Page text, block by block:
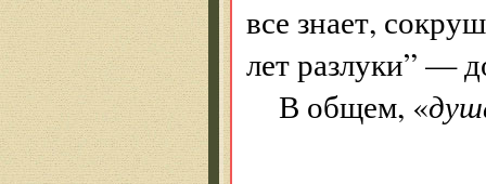
все знает,
лет разлуки” —
В общем, «